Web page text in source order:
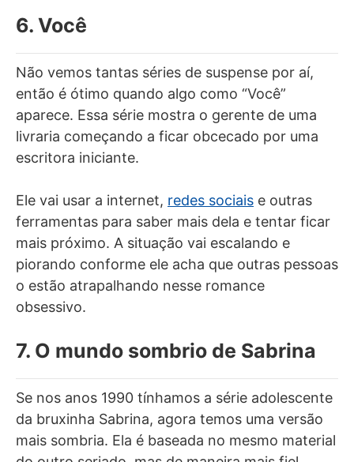
6. Você
Não vemos tantas séries de suspense por aí,
então é ótimo quando algo como “Você”
aparece. Essa série mostra o gerente de uma
livraria começando a ficar obcecado por uma
escritora iniciante.
Ele vai usar a internet, redes sociais e outras
ferramentas para saber mais dela e tentar ficar
mais próximo. A situação vai escalando e
piorando conforme ele acha que outras pessoas
o estão atrapalhando nesse romance
obsessivo.
7. O mundo sombrio de Sabrina
Se nos anos 1990 tínhamos a série adolescente
da bruxinha Sabrina, agora temos uma versão
mais sombria. Ela é baseada no mesmo material